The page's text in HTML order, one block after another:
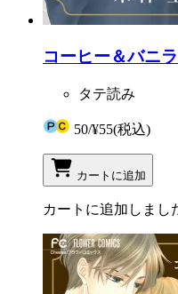
コーヒー＆バニ
タテ読み
50/¥55(税込)
カートに追加
カートに追加しまし